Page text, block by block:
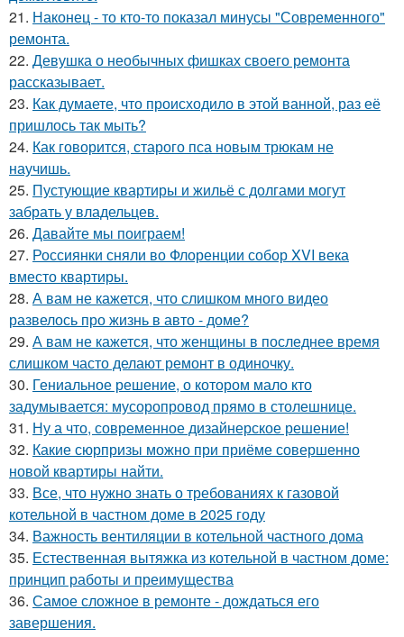
21. Наконец - то кто-то показал минусы "Современного"
ремонта.
22. Девушка о необычных фишках своего ремонта
рассказывает.
23. Как думаете, что происходило в этой ванной, раз её
пришлось так мыть?
24. Как говорится, старого пса новым трюкам не
научишь.
25. Пустующие квартиры и жильё с долгами могут
забрать у владельцев.
26. Давайте мы поиграем!
27. Россиянки сняли во Флоренции собор XVI века
вместо квартиры.
28. А вам не кажется, что слишком много видео
развелось про жизнь в авто - доме?
29. А вам не кажется, что женщины в последнее время
слишком часто делают ремонт в одиночку.
30. Гениальное решение, о котором мало кто
задумывается: мусоропровод прямо в столешнице.
31. Ну а что, современное дизайнерское решение!
32. Какие сюрпризы можно при приёме совершенно
новой квартиры найти.
33. Все, что нужно знать о требованиях к газовой
котельной в частном доме в 2025 году
34. Важность вентиляции в котельной частного дома
35. Естественная вытяжка из котельной в частном доме:
принцип работы и преимущества
36. Самое сложное в ремонте - дождаться его
завершения.